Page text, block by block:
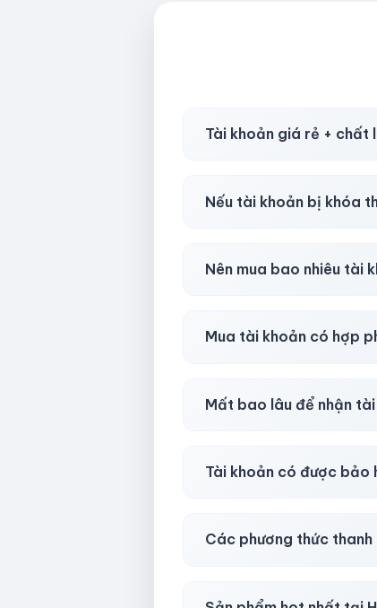
Tài khoản giá rẻ + chất
Nếu tài khoản bị khóa
Nên mua bao nhiêu tài
Mua tài khoản có hợp
Mất bao lâu để nhận
Tài khoản có được bảo
Các phương thức